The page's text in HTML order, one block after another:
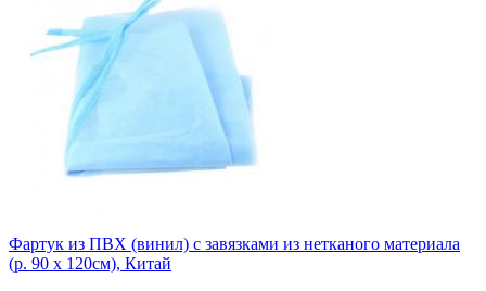
Фартук из ПВХ (винил) с завязками из нетканого материала
(р. 90 х 120см), Китай